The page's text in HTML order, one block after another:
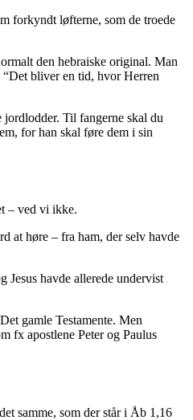
forkyndt løfterne, som de troede
den hebraiske original. Man
“Det bliver en tid, hvor Herren
Til fangerne skal du
for han skal føre dem i sin
– ved vi ikke.
at høre – fra ham, der selv havde
Jesus havde allerede undervist
gamle Testamente. Men
fx apostlene Peter og Paulus
samme, som der står i Åb 1,16